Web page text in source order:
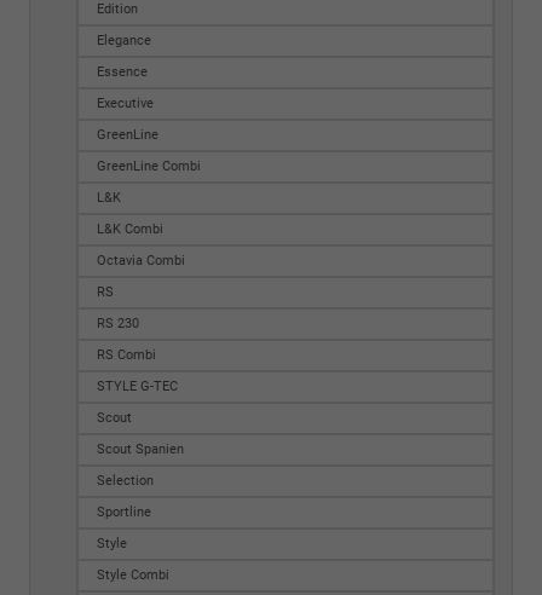
Edition
Elegance
Essence
Executive
GreenLine
GreenLine Combi
L&K
L&K Combi
Octavia Combi
RS
RS 230
RS Combi
STYLE G-TEC
Scout
Scout Spanien
Selection
Sportline
Style
Style Combi